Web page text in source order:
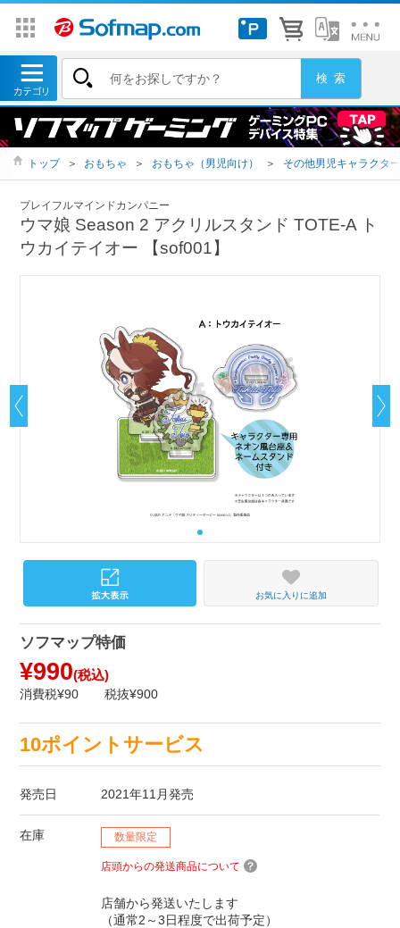
トップ ＞ おもちゃ ＞ おもちゃ（男児向け） ＞ その他男児キャラクター
プレイフルマインドカンパニー
ウマ娘 Season 2 アクリルスタンド TOTE-A ト
ウカイテイオー 【sof001】
お気に入りに追加
ソフマップ特価
¥990(税込)
消費税¥90 税抜¥900
10ポイントサービス
発売日 2021年11月発売
在庫 数量限定
店頭からの発送商品について
店舗から発送いたします
（通常2～3日程度で出荷予定）